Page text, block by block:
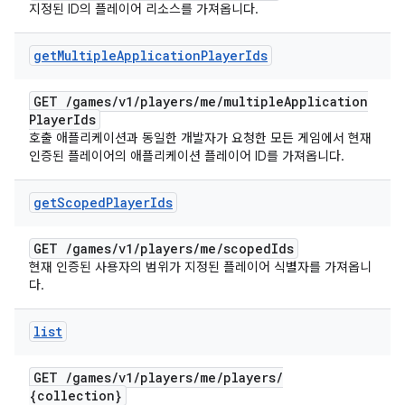
지정된 ID의 플레이어 리소스를 가져옵니다.
getMultipleApplicationPlayerIds
GET /games/v1 /players/me/multipleApplication
PlayerIds
호출 애플리케이션과 동일한 개발자가 요청한 모든 게임에서 현재
인증된 플레이어의 애플리케이션 플레이어 ID를 가져옵니다.
getScopedPlayerIds
GET /games/v1 /players/me/scopedIds
현재 인증된 사용자의 범위가 지정된 플레이어 식별자를 가져옵니
다.
list
GET /games/v1 /players/me/players/
{collection}